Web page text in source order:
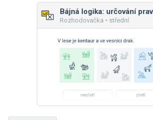
Rozhodovačka • střední